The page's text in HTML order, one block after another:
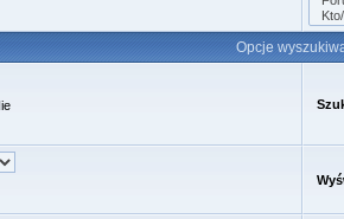
Opcje